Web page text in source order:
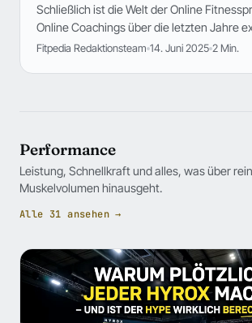
Schließlich ist die Welt der Online
Online Coachings über die letzten Jahre
Fitpedia Redaktionsteam 14. Juni 2025 2 Min.
Performance
Leistung, Schnellkraft und alles, was über
Muskelvolumen hinausgeht.
Alle 31 ansehen →